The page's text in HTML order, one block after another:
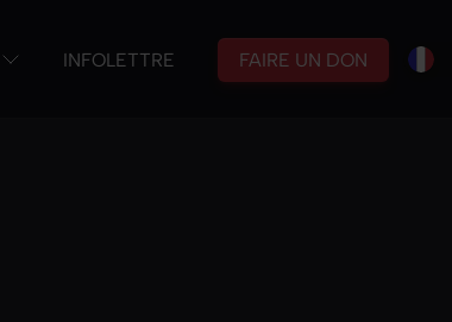
INFOLETTRE FAIRE UN DON